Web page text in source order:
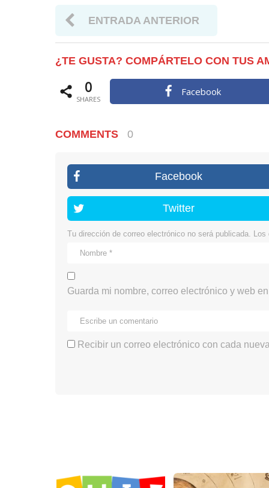
ENTRADA ANTERIOR
¿TE GUSTA? COMPÁRTELO CON TUS
0
SHARES
Facebook
COMMENTS 0
Facebook
Twitter
Tu dirección de correo electrónico no será publicada. Los
Guarda mi nombre, correo electrónico y web
Recibir un correo electrónico con cada